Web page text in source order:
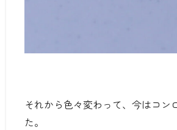
それから色々変わって、今はコ
た。